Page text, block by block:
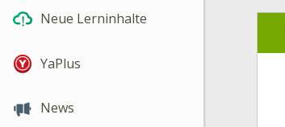
Neue Lerninhalte
YaPlus
News